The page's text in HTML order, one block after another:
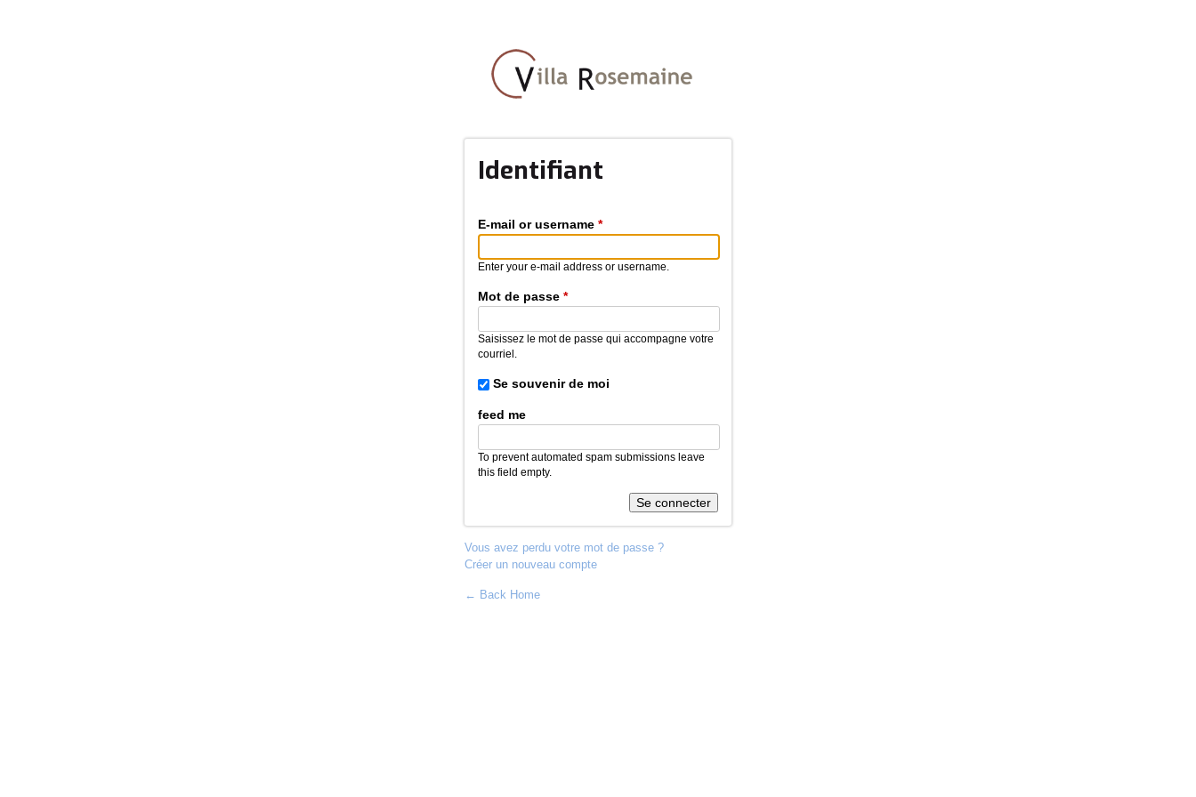
contenu
principal
Identifiant
E-mail or username *
Enter your e-mail address or username.
Mot de passe *
Saisissez le mot de passe qui accompagne votre
courriel.
Se souvenir de moi
feed me
To prevent automated spam submissions leave
this field empty.
Vous avez perdu votre mot de passe ?
Créer un nouveau compte
← Back Home